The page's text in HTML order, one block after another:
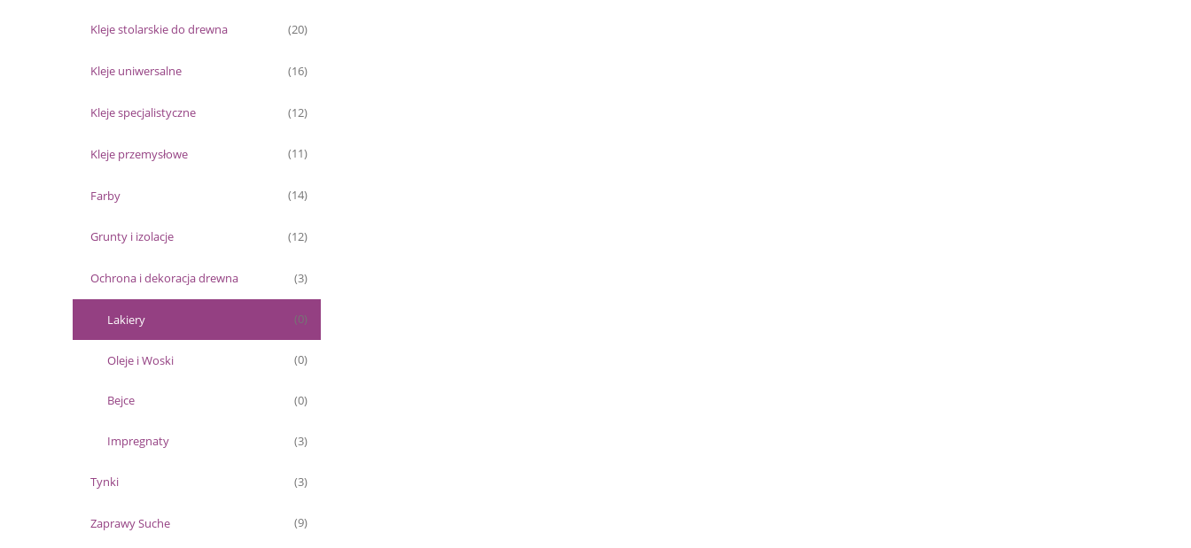
Kleje stolarskie do drewna (20)
Kleje uniwersalne (16)
Kleje specjalistyczne (12)
Kleje przemysłowe (11)
Farby (14)
Grunty i izolacje (12)
Ochrona i dekoracja drewna (3)
Lakiery (0)
Oleje i Woski (0)
Bejce (0)
Impregnaty (3)
Tynki (3)
Zaprawy Suche (9)